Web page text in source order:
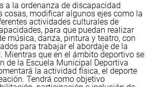
a la ordenanza de discapacidad
cosas, modificar algunos ejes como la
actividades culturales de
para que puedan realizar
música, danza, pintura y teatro, con
para trabajar el abordaje de la
Mientras que en el ámbito deportivo se
de la Escuela Municipal Deportiva
la actividad física, el deporte
Tendrá como objetivo